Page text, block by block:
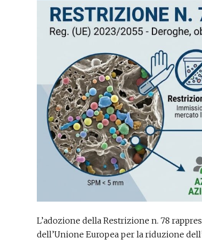
L’adozione della Restrizione n. 78
dell’Unione Europea per la riduzione